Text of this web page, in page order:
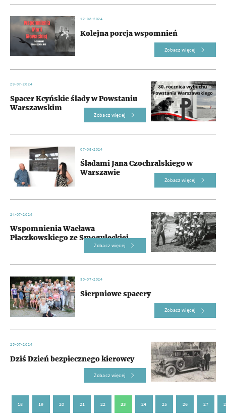
12-08-2024
Kolejna porcja wspomnień
Zobacz więcej
29-07-2024
Spacer Kcyńskie ślady w Powstaniu
Warszawskim
Zobacz więcej
07-08-2024
Śladami Jana Czochralskiego w
Warszawie
Zobacz więcej
24-07-2024
Wspomnienia Wacława
Płaczkowskiego ze Smoguleckiej...
Zobacz więcej
30-07-2024
Sierpniowe spacery
Zobacz więcej
25-07-2024
Dziś Dzień bezpiecznego kierowcy
Zobacz więcej
18 19 20 21 22 23 24 25 26 27